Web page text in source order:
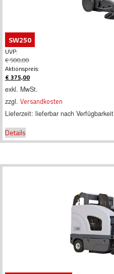
SW250
UVP:
€500,00
Ursprünglicher
Preis
war:
€ 500,00
Aktionspreis:
€ 375,00
Aktueller
Preis
ist:
€ 375,00.
exkl. MwSt.
zzgl. Versandkosten
Lieferzeit: lieferbar nach Verfügbarkeit
Details